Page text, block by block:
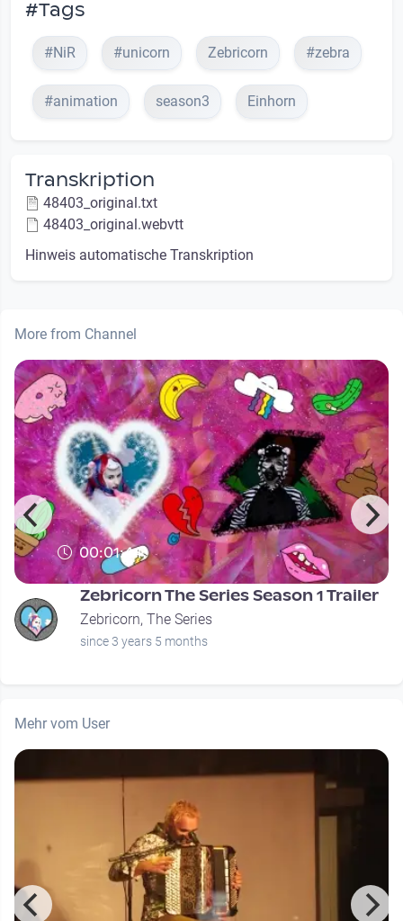
#Tags
#NiR #unicorn Zebricorn #zebra
#animation season3 Einhorn
Transkription
48403_original.txt
48403_original.webvtt
Hinweis automatische Transkription
More from Channel
00:01:44
Zebricorn The Series Season 1 Trailer
Zebricorn, The Series
since 3 years 5 months
Mehr vom User